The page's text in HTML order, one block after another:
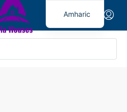
Amharic